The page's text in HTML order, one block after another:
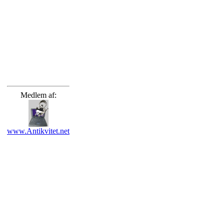
Medlem af:
www.Antikvitet.net